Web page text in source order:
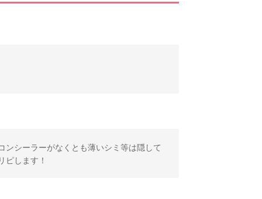
シーラーがなくとも薄いシミ等は隠して
ピします！